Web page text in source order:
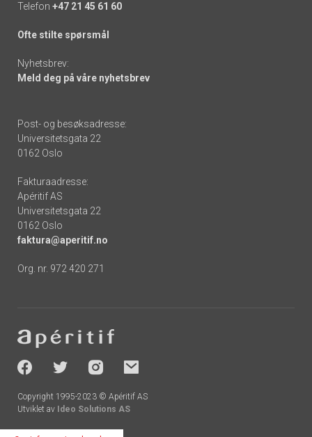
Telefon +47 21 45 61 60
Ofte stilte spørsmål
Nyhetsbrev:
Meld deg på våre nyhetsbrev
Post- og besøksadresse:
Universitetsgata 22
0162 Oslo
Fakturaadresse:
Apéritif AS
Universitetsgata 22
0162 Oslo
faktura@aperitif.no
Org. nr. 972 420 271
-
socials
Copyright 1995-2023 © Apéritif AS
Utviklet av Ideo Solutions AS